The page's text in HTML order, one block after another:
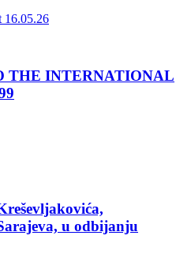
THE INTERNATIONAL
u odbijanju